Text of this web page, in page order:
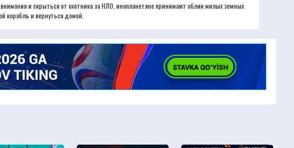
и скрыться от охотника за НЛО, инопланетяне принимают облик милых земных
корабль и вернуться домой.